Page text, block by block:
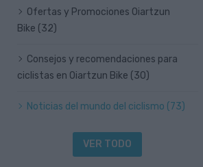
Ofertas y Promociones Oiartzun
Bike (32)
Consejos y recomendaciones para
ciclistas en Oiartzun Bike (30)
Noticias del mundo del ciclismo (73)
VER TODO